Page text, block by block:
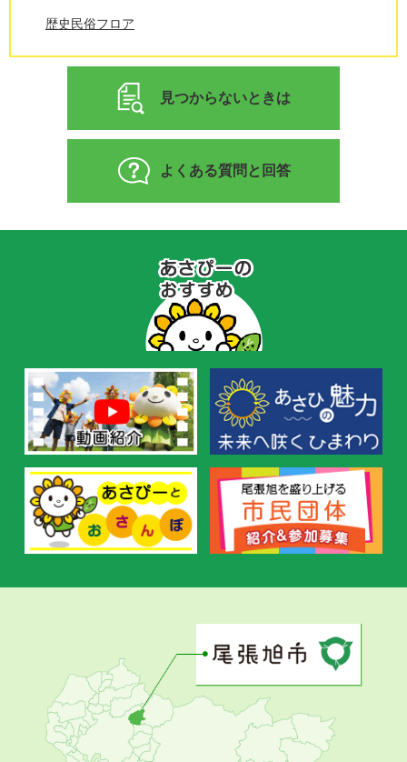
歴史民俗フロア
見つからないときは
よくある質問と回答
の
お
す
め